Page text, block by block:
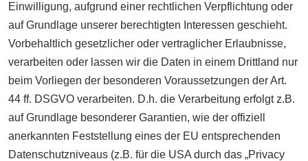
Einwilligung, aufgrund einer rechtlichen Verpflichtung oder
auf Grundlage unserer berechtigten Interessen geschieht.
Vorbehaltlich gesetzlicher oder vertraglicher Erlaubnisse,
verarbeiten oder lassen wir die Daten in einem Drittland nur
beim Vorliegen der besonderen Voraussetzungen der Art.
44 ff. DSGVO verarbeiten. D.h. die Verarbeitung erfolgt z.B.
auf Grundlage besonderer Garantien, wie der offiziell
anerkannten Feststellung eines der EU entsprechenden
Datenschutzniveaus (z.B. für die USA durch das „Privacy